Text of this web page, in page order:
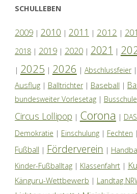
SCHULLEBEN
2009| 2010 | 2011 | 2012 |
2018| 2019| 2020| 2021 |
| 2025 | 2026 | Abschlussfeier|
Ausflug| Balltrichter| Baseball |
bundesweiter Vorlesetag| Busschule
Circus Lollipop | Corona |
Demokratie | Einschulung| Fechten |
Fußball | Förderverein |
Kinder-Fußballtag| Klassenfahrt|
Känguru-Wettbewerb | Landtag